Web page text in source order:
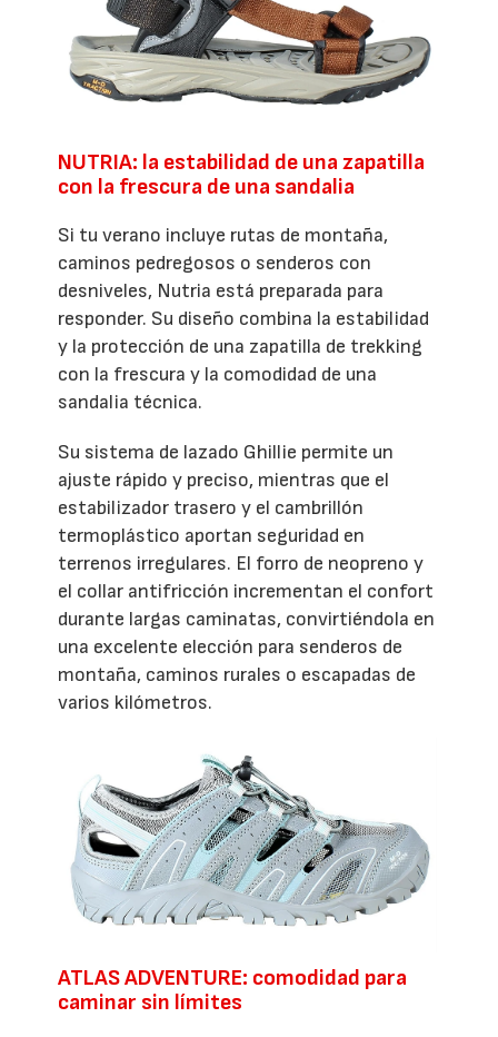
NUTRIA: la estabilidad de una zapatilla
con la frescura de una sandalia
Si tu verano incluye rutas de montaña,
caminos pedregosos o senderos con
desniveles, Nutria está preparada para
responder. Su diseño combina la estabilidad
y la protección de una zapatilla de trekking
con la frescura y la comodidad de una
sandalia técnica.
Su sistema de lazado Ghillie permite un
ajuste rápido y preciso, mientras que el
estabilizador trasero y el cambrillón
termoplástico aportan seguridad en
terrenos irregulares. El forro de neopreno y
el collar antifricción incrementan el confort
durante largas caminatas, convirtiéndola en
una excelente elección para senderos de
montaña, caminos rurales o escapadas de
varios kilómetros.
ATLAS ADVENTURE: comodidad para
caminar sin límites